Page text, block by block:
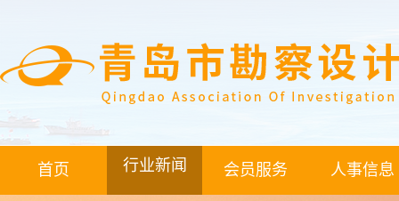
首页 行业新闻 会员服务 人事信息